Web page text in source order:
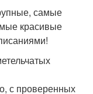
самые
красивые
с проверенных